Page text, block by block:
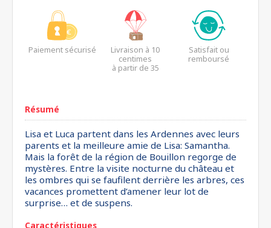
Paiement sécurisé
Livraison à 10
centimes
à partir de 35
Satisfait ou
remboursé
Résumé
Lisa et Luca partent dans les Ardennes avec leurs
parents et la meilleure amie de Lisa: Samantha.
Mais la forêt de la région de Bouillon regorge de
mystères. Entre la visite nocturne du château et
les ombres qui se faufilent derrière les arbres, ces
vacances promettent d’amener leur lot de
surprise… et de suspens.
Caractéristiques